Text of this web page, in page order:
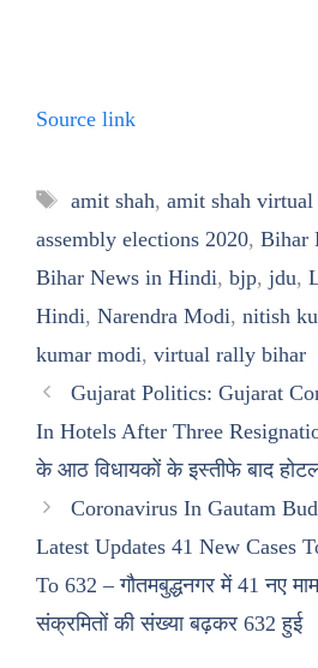
Source link
Tags
amit shah, amit shah
assembly elections 2020, Bihar
Bihar News in Hindi, bjp, jdu,
Hindi, Narendra Modi, nitish
kumar modi, virtual rally bihar
Gujarat Politics: Gujarat
In Hotels After Three
के आठ विधायकों के इस्तीफे बाद
Coronavirus In Gautam
Latest Updates 41 New Cases
To 632 – गौतमबुद्धनगर में 41 नए
संक्रमितों की संख्या बढ़कर 632 हुई